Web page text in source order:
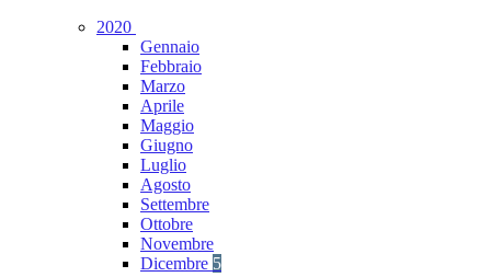
2020
Gennaio
Febbraio
Marzo
Aprile
Maggio
Giugno
Luglio
Agosto
Settembre
Ottobre
Novembre
Dicembre 5